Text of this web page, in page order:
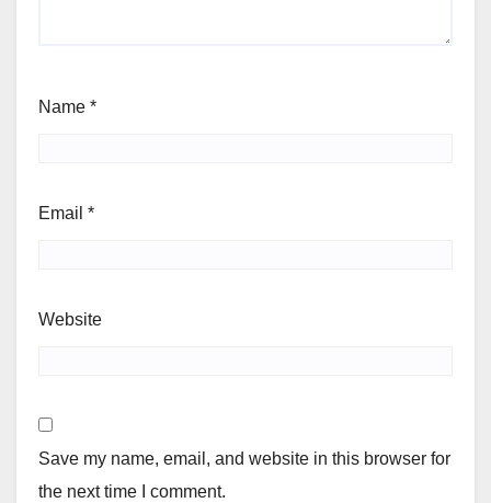
Name *
Email *
Website
Save my name, email, and website in this browser for
the next time I comment.